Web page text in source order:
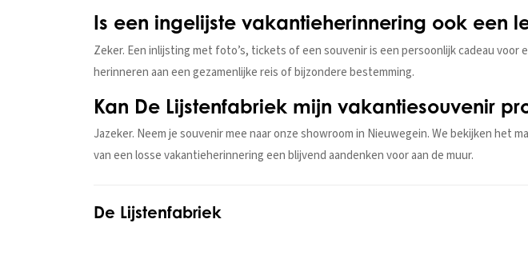
Is een ingelijste vakantieherinnering ook een
Zeker. Een inlijsting met foto’s, tickets of een souvenir is een persoonlijk cadeau
herinneren aan een gezamenlijke reis of bijzondere bestemming.
Kan De Lijstenfabriek mijn vakantiesouvenir
Jazeker. Neem je souvenir mee naar onze showroom in Nieuwegein. We bekijken het
van een losse vakantieherinnering een blijvend aandenken voor aan de muur.
De Lijstenfabriek